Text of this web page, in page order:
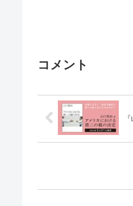
コメント